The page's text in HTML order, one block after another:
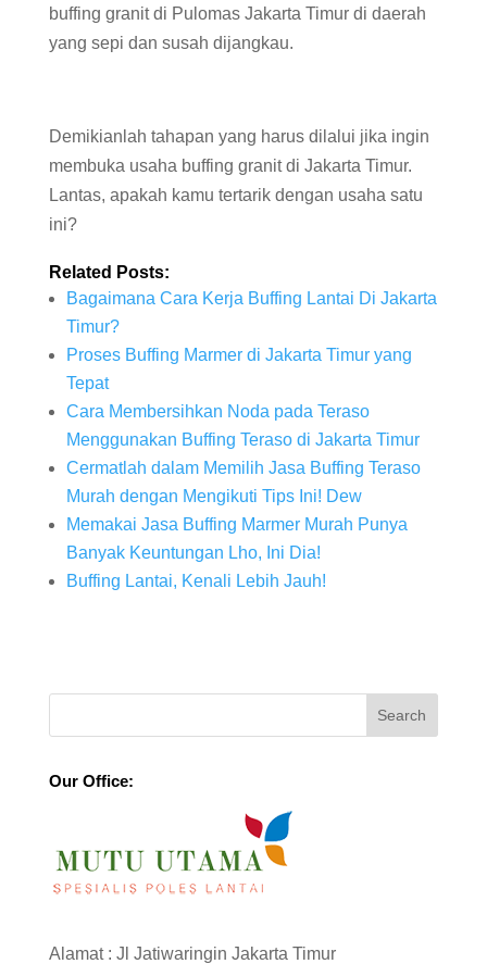
buffing granit di Pulomas Jakarta Timur di daerah
yang sepi dan susah dijangkau.
Demikianlah tahapan yang harus dilalui jika ingin
membuka usaha buffing granit di Jakarta Timur.
Lantas, apakah kamu tertarik dengan usaha satu
ini?
Related Posts:
Bagaimana Cara Kerja Buffing Lantai Di Jakarta
Timur?
Proses Buffing Marmer di Jakarta Timur yang
Tepat
Cara Membersihkan Noda pada Teraso
Menggunakan Buffing Teraso di Jakarta Timur
Cermatlah dalam Memilih Jasa Buffing Teraso
Murah dengan Mengikuti Tips Ini! Dew
Memakai Jasa Buffing Marmer Murah Punya
Banyak Keuntungan Lho, Ini Dia!
Buffing Lantai, Kenali Lebih Jauh!
Our Office:
Alamat : Jl Jatiwaringin Jakarta Timur